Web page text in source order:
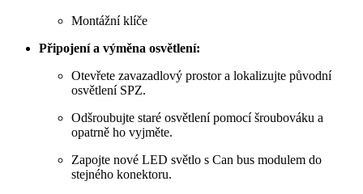
Montážní klíče
Připojení a výměna osvětlení:
Otevřete zavazadlový prostor a lokalizujte původní
osvětlení SPZ.
Odšroubujte staré osvětlení pomocí šroubováku a
opatrně ho vyjměte.
Zapojte nové LED světlo s Can bus modulem do
stejného konektoru.